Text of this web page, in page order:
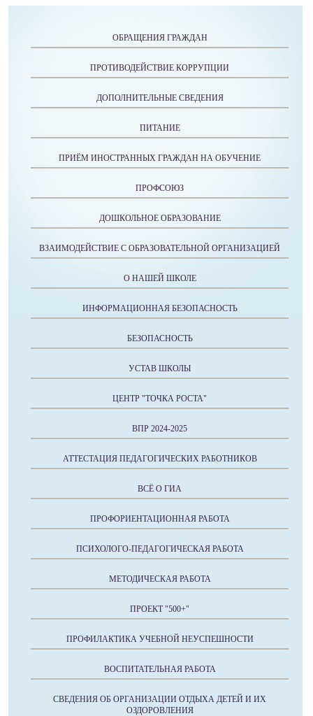
ОБРАЩЕНИЯ ГРАЖДАН
ПРОТИВОДЕЙСТВИЕ КОРРУПЦИИ
ДОПОЛНИТЕЛЬНЫЕ СВЕДЕНИЯ
ПИТАНИЕ
ПРИЁМ ИНОСТРАННЫХ ГРАЖДАН НА ОБУЧЕНИЕ
ПРОФСОЮЗ
ДОШКОЛЬНОЕ ОБРАЗОВАНИЕ
ВЗАИМОДЕЙСТВИЕ С ОБРАЗОВАТЕЛЬНОЙ ОРГАНИЗАЦИЕЙ
О НАШЕЙ ШКОЛЕ
ИНФОРМАЦИОННАЯ БЕЗОПАСНОСТЬ
БЕЗОПАСНОСТЬ
УСТАВ ШКОЛЫ
ЦЕНТР "ТОЧКА РОСТА"
ВПР 2024-2025
АТТЕСТАЦИЯ ПЕДАГОГИЧЕСКИХ РАБОТНИКОВ
ВСЁ О ГИА
ПРОФОРИЕНТАЦИОННАЯ РАБОТА
ПСИХОЛОГО-ПЕДАГОГИЧЕСКАЯ РАБОТА
МЕТОДИЧЕСКАЯ РАБОТА
ПРОЕКТ "500+"
ПРОФИЛАКТИКА УЧЕБНОЙ НЕУСПЕШНОСТИ
ВОСПИТАТЕЛЬНАЯ РАБОТА
СВЕДЕНИЯ ОБ ОРГАНИЗАЦИИ ОТДЫХА ДЕТЕЙ И ИХ
ОЗДОРОВЛЕНИЯ